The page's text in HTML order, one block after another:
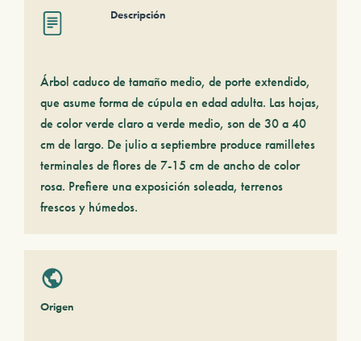
Descripción
Árbol caduco de tamaño medio, de porte extendido,
que asume forma de cúpula en edad adulta. Las hojas,
de color verde claro a verde medio, son de 30 a 40
cm de largo. De julio a septiembre produce ramilletes
terminales de flores de 7-15 cm de ancho de color
rosa. Prefiere una exposición soleada, terrenos
frescos y húmedos.
Origen